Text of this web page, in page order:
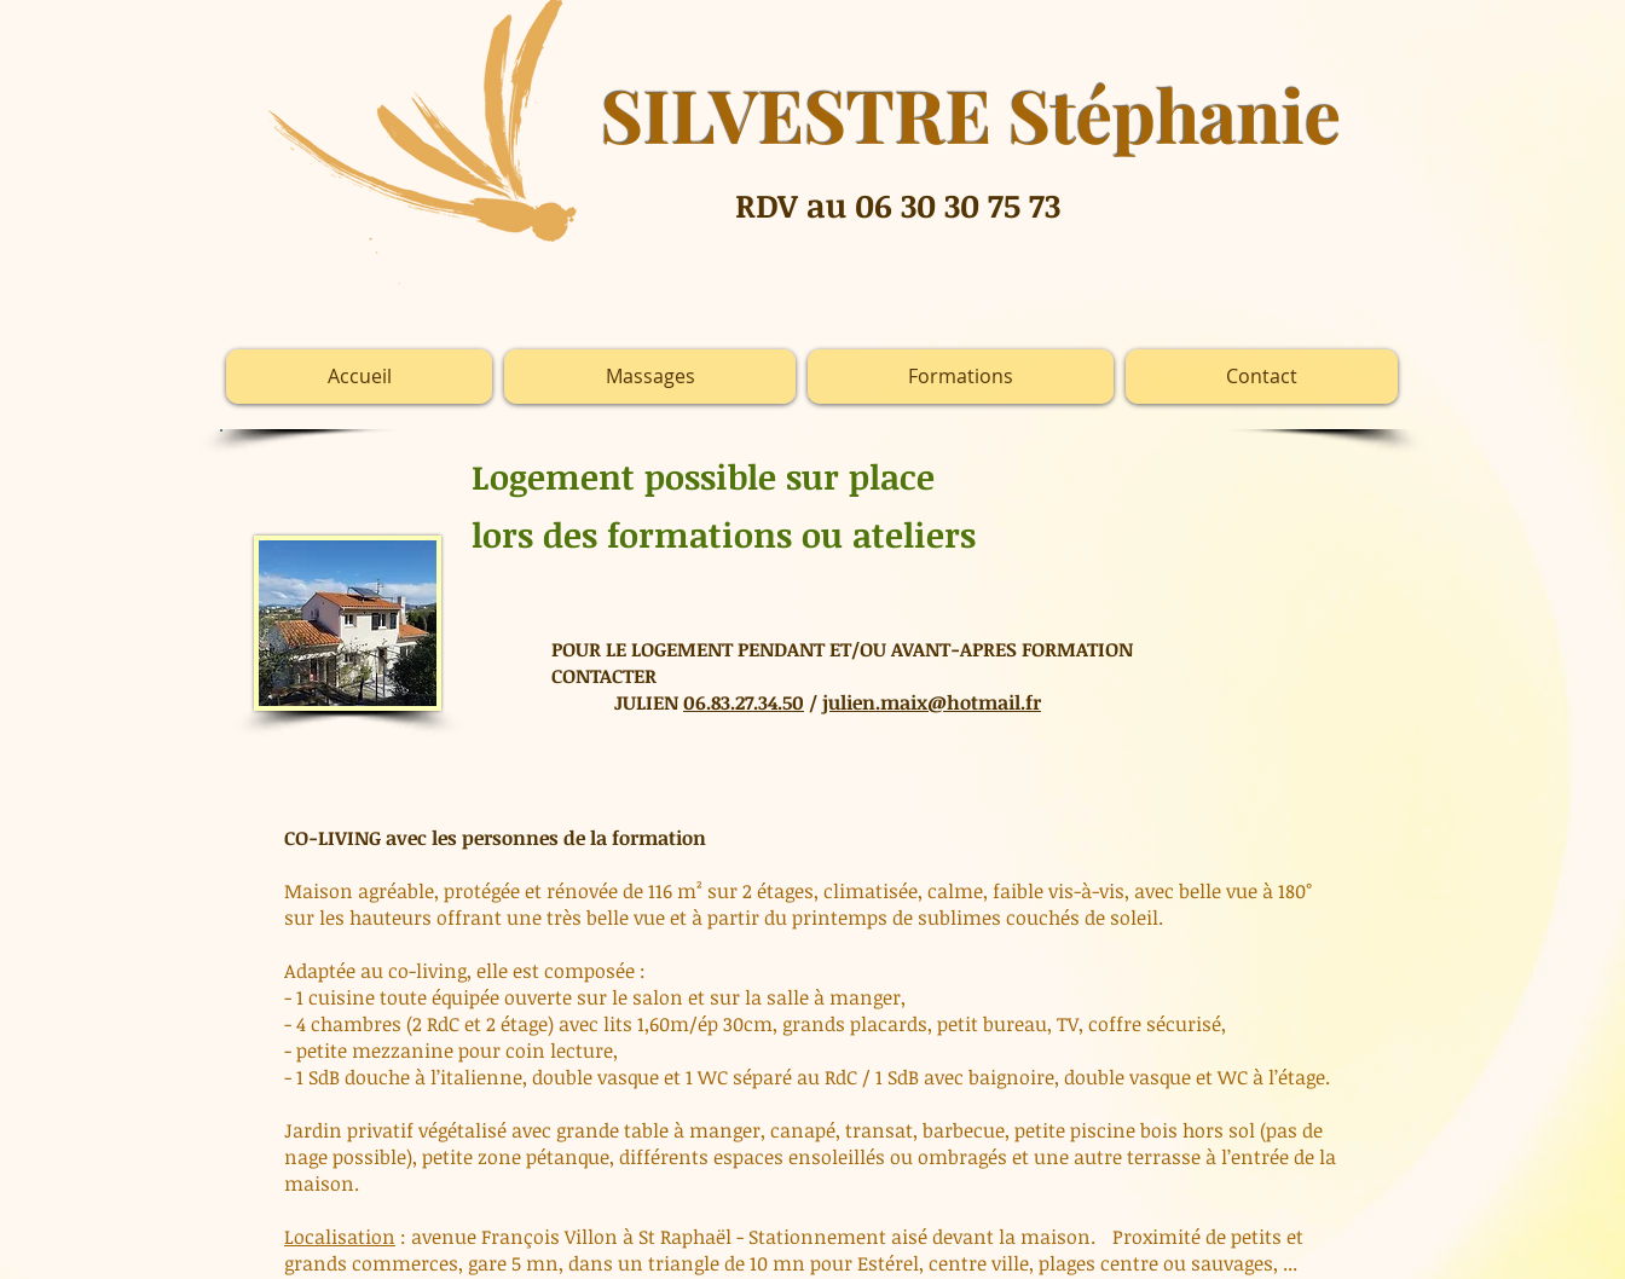
SILVESTRE Stéphanie
RDV au 06 30 30 75 73
Accueil Massages Formations Contact
Logement possible sur place
lors des formations ou ateliers
POUR LE LOGEMENT PENDANT ET/OU AVANT-APRES FORMATION
CONTACTER
JULIEN06.83.27.34.50 /julien.maix@hotmail.fr
CO-LIVING avec les personnes de la formation
Maison agréable, protégée et rénovée de 116 m² sur 2 étages, climatisée, calme, faible vis-à-vis, avec belle vue à 180°
sur les hauteurs offrant une très belle vue et à partir du printemps de sublimes couchés de soleil.
Adaptée au co-living, elle est composée :
- 1 cuisine toute équipée ouverte sur le salon et sur la salle à manger,
- 4chambres (2 RdC et 2 étage) avec lits 1,60m/ép 30cm, grands placards, petit bureau, TV, coffre sécurisé,
- petite mezzanine pour coin lecture,
- 1 SdB douche à l’italienne, double vasque et 1 WC séparé au RdC / 1 SdB avec baignoire, double vasque et WC à l’étage.
Jardin privatif végétalisé avec grande table à manger, canapé, transat, barbecue, petite piscine bois hors sol (pas de
nage possible), petite zone pétanque, différents espaces ensoleillés ou ombragés et une autre terrasse à l’entrée de la
maison.
Localisation : avenue François Villon à St Raphaël - Stationnement aisé devant la maison. Proximité de petits et
grands commerces, gare 5 mn, dans un triangle de 10 mn pour Estérel, centre ville, plages centre ou sauvages, ...